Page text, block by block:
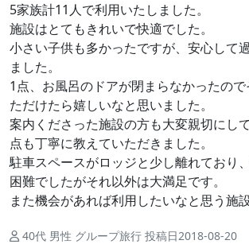
5家族計11人で利用いたしました。
施設はとてもきれいで快適でした。
小さい子供も多かったですが、安心して
ました。
1点、お風呂のドアが閉まらなかったの
ただけたら嬉しいなと思いました。
案内くださった施設の方も大変親切にし
点も丁寧に教えていただきました。
駐車スペースがロッジと少し離れており
困難でしたがそれ以外は大満足です。
また機会があれば利用したいなと思う施設
40代 男性 グループ旅行 投稿日2018-08-20